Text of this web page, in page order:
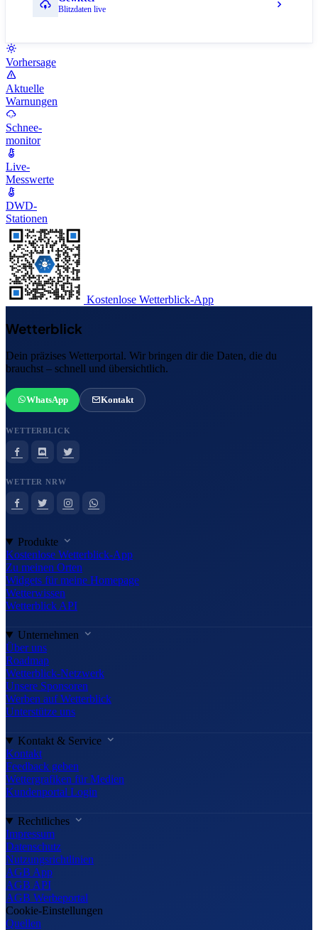
Blitzdaten live
Vorhersage
Aktuelle
Warnungen
Schnee-
monitor
Live-
Messwerte
DWD-
Stationen
Kostenlose Wetterblick-App
Wetterblick
Dein präzises Wetterportal. Wir bringen dir die Daten, die du
brauchst – schnell und übersichtlich.
WhatsApp Kontakt
WETTERBLICK
WETTER NRW
Produkte
Kostenlose Wetterblick-App
Zu meinen Orten
Widgets für meine Homepage
Wetterwissen
Wetterblick API
Unternehmen
Über uns
Roadmap
Wetterblick-Netzwerk
Unsere Sponsoren
Werben auf Wetterblick
Unterstütze uns
Kontakt & Service
Kontakt
Feedback geben
Wettergrafiken für Medien
Kundenportal Login
Rechtliches
Impressum
Datenschutz
Nutzungsrichtlinien
AGB App
AGB API
AGB Werbeportal
Cookie-Einstellungen
Quellen